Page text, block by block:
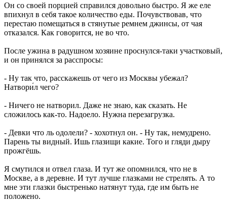
Он со своей порцией справился довольно быстро. Я же еле
впихнул в себя такое количество еды. Почувствовав, что
перестаю помещаться в стянутые ремнем джинсы, от чая
отказался. Как говорится, не во что.
После ужина в радушном хозяине проснулся-таки участковый,
и он принялся за расспросы:
- Ну так что, расскажешь от чего из Москвы убежал?
Натвори́л чего?
- Ничего не натворил. Даже не знаю, как сказать. Не
сложилось как-то. Надоело. Нужна перезагрузка.
- Девки что ль одолели? - хохотнул он. - Ну так, немудрено.
Парень ты видный. Ишь глазищи какие. Того и гляди дыру
прожгёшь.
Я смутился и отвел глаза. И тут же опомнился, что не в
Москве, а в деревне. И тут лучше глазками не стрелять. А то
мне эти глазки быстренько натянут туда, где им быть не
положено.